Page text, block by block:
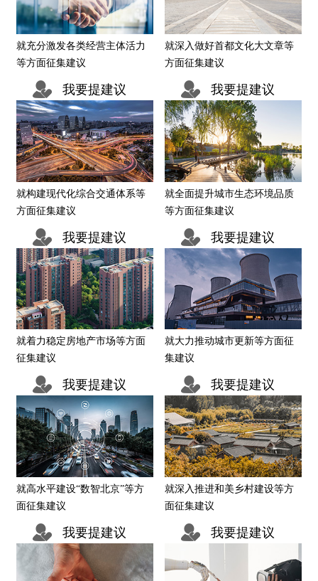
中介服务 阳光政务
政民互动
12345网上接诉即办 我要咨询
参与调查 在线访谈 图说互动
走进北京
北京概况 十六区概览 人文北京
绿色北京 视频北京
多语种
ENGLISH 한국어 日本語
DEUTSCH FRANÇAIS
ESPAÑOL العربية PORTUGUÊS
ITALIANO
就充分激发各类经营主体活力
等方面征集建议
我要提建议
就深入做好首都文化大文章等
方面征集建议
我要提建议
就构建现代化综合交通体系等
方面征集建议
我要提建议
就全面提升城市生态环境品质
等方面征集建议
我要提建议
就着力稳定房地产市场等方面
征集建议
我要提建议
就大力推动城市更新等方面征
集建议
我要提建议
就高水平建设“数智北京”等方
面征集建议
我要提建议
就深入推进和美乡村建设等方
面征集建议
我要提建议